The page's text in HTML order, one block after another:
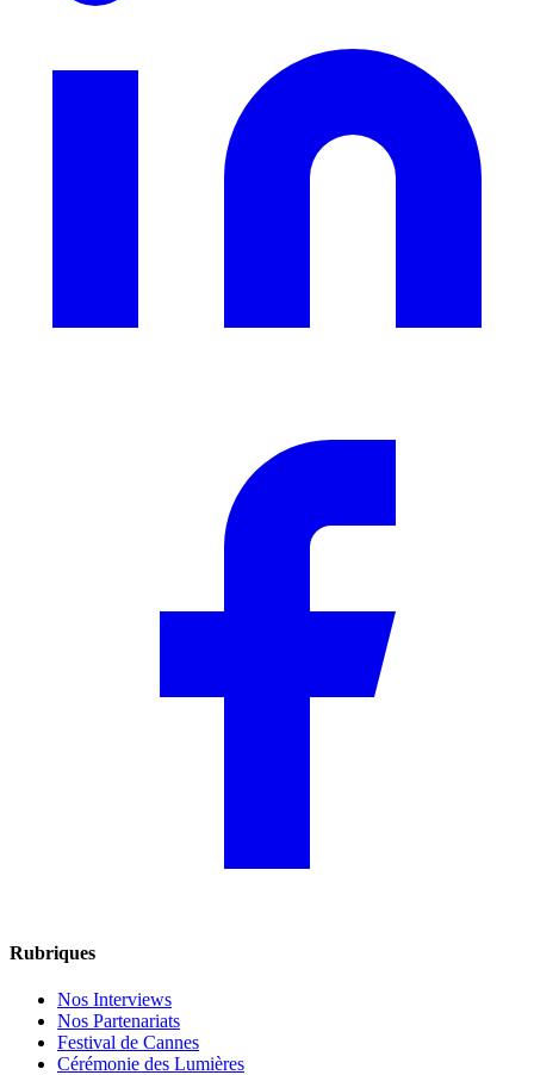
Rubriques
Nos Interviews
Nos Partenariats
Festival de Cannes
Cérémonie des Lumières